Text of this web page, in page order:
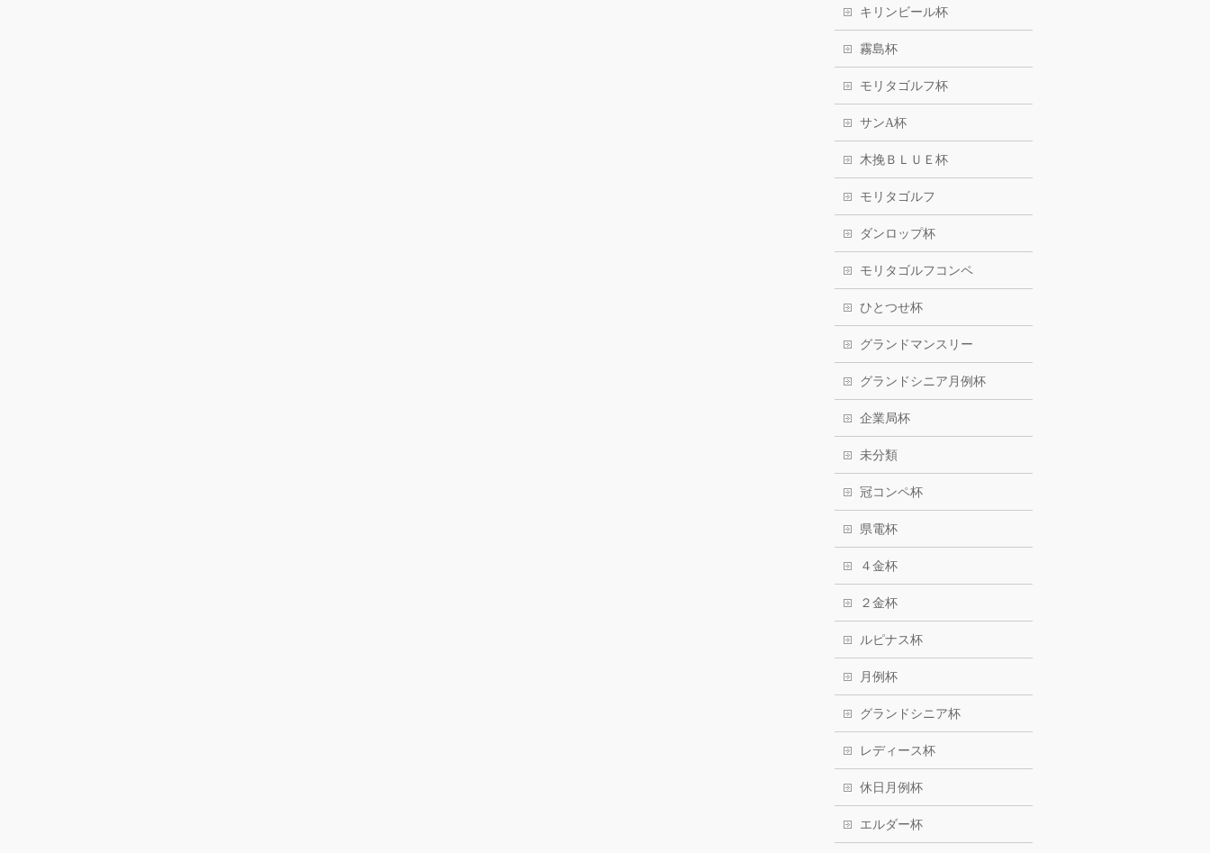
キリンビール杯
霧島杯
モリタゴルフ杯
サンA杯
木挽ＢＬＵＥ杯
モリタゴルフ
ダンロップ杯
モリタゴルフコンペ
ひとつせ杯
グランドマンスリー
グランドシニア月例杯
企業局杯
未分類
冠コンペ杯
県電杯
４金杯
２金杯
ルピナス杯
月例杯
グランドシニア杯
レディース杯
休日月例杯
エルダー杯